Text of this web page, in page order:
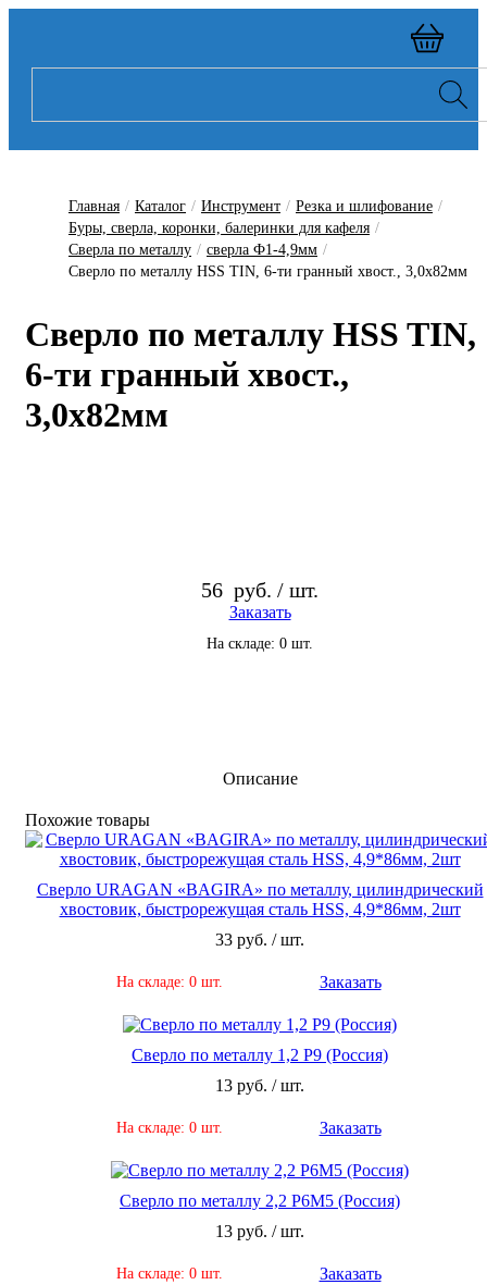
Главная / Каталог / Инструмент / Резка и шлифование /
Буры, сверла, коронки, балеринки для кафеля /
Сверла по металлу / сверла Ф1-4,9мм /
Сверло по металлу HSS TIN, 6-ти гранный хвост., 3,0х82мм
Сверло по металлу HSS TIN,
6-ти гранный хвост.,
3,0х82мм
56 руб. / шт.
Заказать
На складе: 0 шт.
Описание
По­хо­жие то­ва­ры
Сверло URAGAN «BAGIRA» по металлу, цилиндрический
хвостовик, быстрорежущая сталь HSS, 4,9*86мм, 2шт
33 руб. / шт.
На складе: 0 шт. Заказать
Сверло по металлу 1,2 Р9 (Россия)
13 руб. / шт.
На складе: 0 шт. Заказать
Сверло по металлу 2,2 Р6М5 (Россия)
13 руб. / шт.
На складе: 0 шт. Заказать